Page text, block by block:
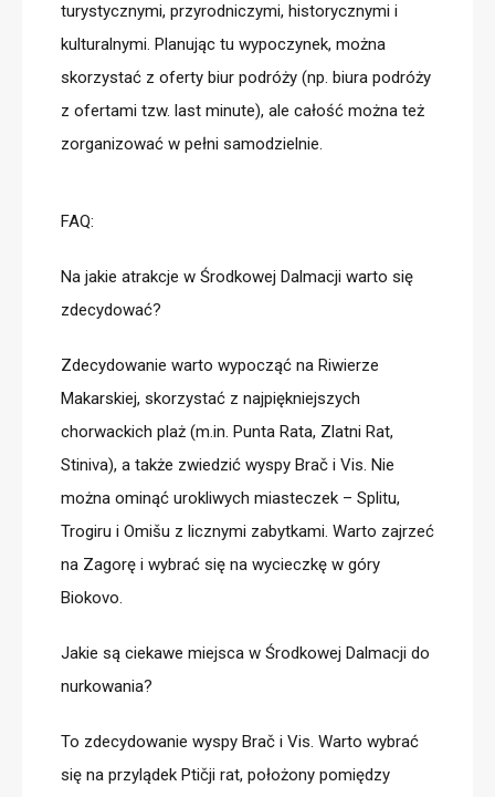
turystycznymi, przyrodniczymi, historycznymi i
kulturalnymi. Planując tu wypoczynek, można
skorzystać z oferty biur podróży (np. biura podróży
z ofertami tzw. last minute), ale całość można też
zorganizować w pełni samodzielnie.
FAQ:
Na jakie atrakcje w Środkowej Dalmacji warto się
zdecydować?
Zdecydowanie warto wypocząć na Riwierze
Makarskiej, skorzystać z najpiękniejszych
chorwackich plaż (m.in. Punta Rata, Zlatni Rat,
Stiniva), a także zwiedzić wyspy Brač i Vis. Nie
można ominąć urokliwych miasteczek – Splitu,
Trogiru i Omišu z licznymi zabytkami. Warto zajrzeć
na Zagorę i wybrać się na wycieczkę w góry
Biokovo.
Jakie są ciekawe miejsca w Środkowej Dalmacji do
nurkowania?
To zdecydowanie wyspy Brač i Vis. Warto wybrać
się na przylądek Ptičji rat, położony pomiędzy